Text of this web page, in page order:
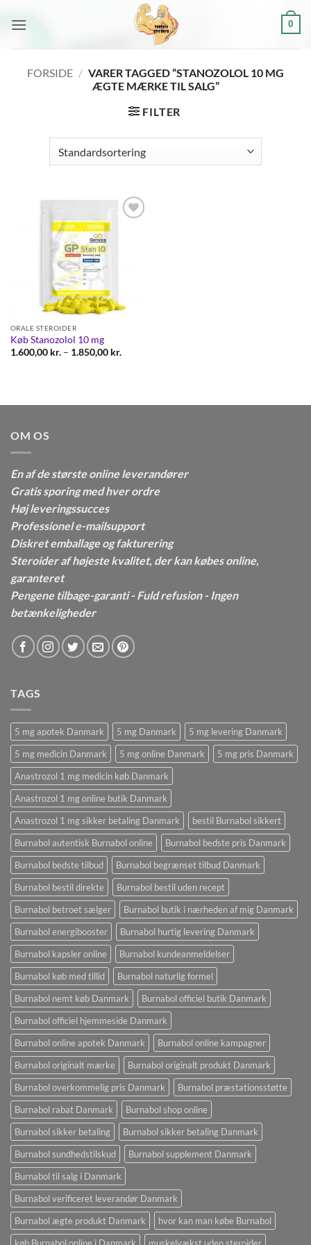
0
FORSIDE / VARER TAGGED “STANOZOLOL 10 MG
ÆGTE MÆRKE TIL SALG”
FILTER
ORALE STEROIDER
Køb Stanozolol 10 mg
1.600,00 kr. – 1.850,00 kr.Prisinterval:
OM OS
En af de største online leverandører
Gratis sporing med hver ordre
Høj leveringssucces
Professionel e-mailsupport
Diskret emballage og fakturering
Steroider af højeste kvalitet, der kan købes online,
garanteret
Pengene tilbage-garanti - Fuld refusion - Ingen
betænkeligheder
TAGS
5 mg apotek Danmark 5 mg Danmark
5 mg levering Danmark
5 mg medicin Danmark
5 mg online Danmark
5 mg pris Danmark
Anastrozol 1 mg medicin køb Danmark
Anastrozol 1 mg online butik Danmark
Anastrozol 1 mg sikker betaling Danmark
bestil Burnabol sikkert
Burnabol autentisk Burnabol online
Burnabol bedste pris Danmark
Burnabol bedste tilbud
Burnabol begrænset tilbud Danmark
Burnabol bestil direkte
Burnabol bestil uden recept
Burnabol betroet sælger
Burnabol butik i nærheden af ​​mig Danmark
Burnabol energibooster
Burnabol hurtig levering Danmark
Burnabol kapsler online
Burnabol kundeanmeldelser
Burnabol køb med tillid
Burnabol naturlig formel
Burnabol nemt køb Danmark
Burnabol officiel butik Danmark
Burnabol officiel hjemmeside Danmark
Burnabol online apotek Danmark
Burnabol online kampagner
Burnabol originalt mærke
Burnabol originalt produkt Danmark
Burnabol overkommelig pris Danmark
Burnabol præstationsstøtte
Burnabol rabat Danmark
Burnabol shop online
Burnabol sikker betaling
Burnabol sikker betaling Danmark
Burnabol sundhedstilskud
Burnabol supplement Danmark
Burnabol til salg i Danmark
Burnabol verificeret leverandør Danmark
Burnabol ægte produkt Danmark
hvor kan man købe Burnabol